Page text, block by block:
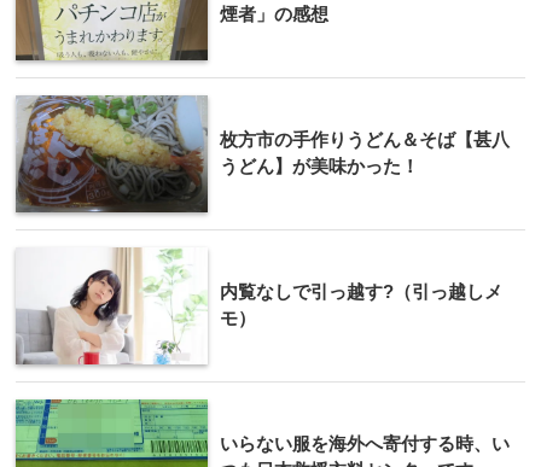
煙者」の感想
枚方市の手作りうどん＆そば【甚八
うどん】が美味かった！
内覧なしで引っ越す?（引っ越しメ
モ）
いらない服を海外へ寄付する時、い